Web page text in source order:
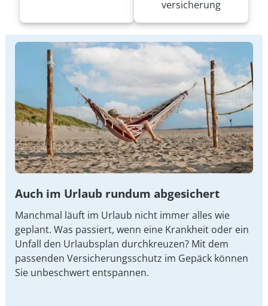
versicherung
Auch im Urlaub rundum abgesichert
Manchmal läuft im Urlaub nicht immer alles wie
geplant. Was passiert, wenn eine Krankheit oder ein
Unfall den Urlaubsplan durchkreuzen? Mit dem
passenden Versicherungsschutz im Gepäck können
Sie unbeschwert entspannen.